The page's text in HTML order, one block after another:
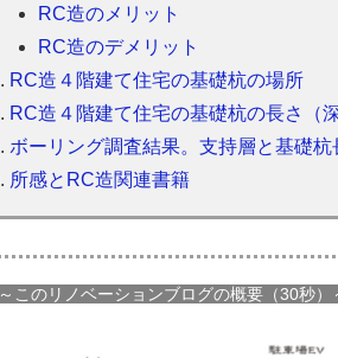
RC造のメリット
RC造のデメリット
RC造４階建て住宅の基礎杭の場所
RC造４階建て住宅の基礎杭の長さ（深
ボーリング調査結果。支持層と基礎杭
所感とRC造関連書籍
～このリノベーションブログの概要（30秒）